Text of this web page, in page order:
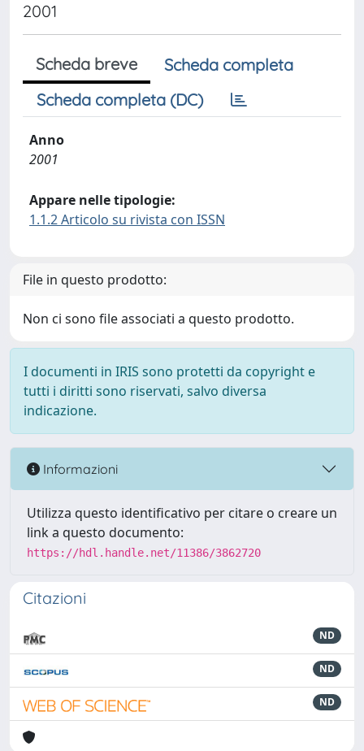
2001
Scheda breve
Scheda completa
Scheda completa (DC)
Anno
2001
Appare nelle tipologie:
1.1.2 Articolo su rivista con ISSN
File in questo prodotto:
Non ci sono file associati a questo prodotto.
I documenti in IRIS sono protetti da copyright e
tutti i diritti sono riservati, salvo diversa
indicazione.
Informazioni
Utilizza questo identificativo per citare o creare un
link a questo documento:
https://hdl.handle.net/11386/3862720
Citazioni
ND
ND
ND